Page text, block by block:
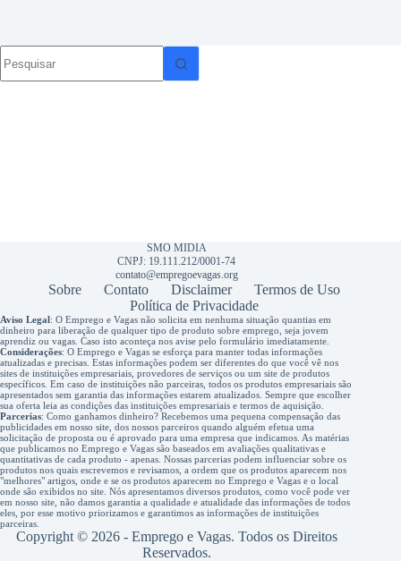
resultados
SMO MIDIA
CNPJ: 19.111.212/0001-74
contato@empregoevagas.org
Sobre Contato Disclaimer
Termos de Uso
Política de Privacidade
Aviso Legal: O Emprego e Vagas não solicita em nenhuma situação quantias em
dinheiro para liberação de qualquer tipo de produto sobre emprego, seja jovem
aprendiz ou vagas. Caso isto aconteça nos avise pelo formulário imediatamente.
Considerações: O Emprego e Vagas se esforça para manter todas informações
atualizadas e precisas. Estas informações podem ser diferentes do que você vê nos
sites de instituições empresariais, provedores de serviços ou um site de produtos
específicos. Em caso de instituições não parceiras, todos os produtos empresariais são
apresentados sem garantia das informações estarem atualizados. Sempre que escolher
sua oferta leia as condições das instituições empresariais e termos de aquisição.
Parcerias: Como ganhamos dinheiro? Recebemos uma pequena compensação das
publicidades em nosso site, dos nossos parceiros quando alguém efetua uma
solicitação de proposta ou é aprovado para uma empresa que indicamos. As matérias
que publicamos no Emprego e Vagas são baseados em avaliações qualitativas e
quantitativas de cada produto - apenas. Nossas parcerias podem influenciar sobre os
produtos nos quais escrevemos e revisamos, a ordem que os produtos aparecem nos
"melhores" artigos, onde e se os produtos aparecem no Emprego e Vagas e o local
onde são exibidos no site. Nós apresentamos diversos produtos, como você pode ver
em nosso site, não damos garantia a qualidade e atualidade das informações de todos
eles, por esse motivo priorizamos e garantimos as informações de instituições
parceiras.
Copyright © 2026 - Emprego e Vagas. Todos os Direitos
Reservados.